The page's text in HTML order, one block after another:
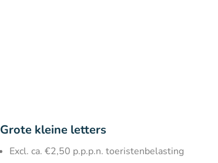
Grote kleine letters
Excl. ca. €2,50 p.p.p.n. toeristenbelasting